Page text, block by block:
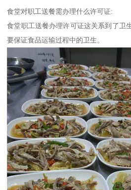
食堂对职工送餐需办理什么许可证:
食堂职工送餐办理许可证这关系到了卫
要保证食品运输过程中的卫生。